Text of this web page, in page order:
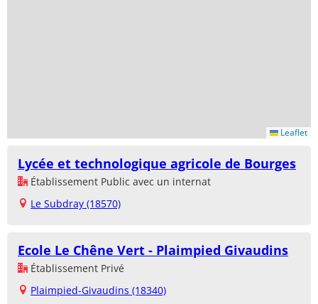
Leaflet
Lycée et technologique agricole de Bourges
Établissement Public avec un internat
Le Subdray (18570)
Ecole Le Chêne Vert - Plaimpied Givaudins
Établissement Privé
Plaimpied-Givaudins (18340)